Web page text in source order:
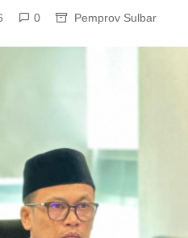
0 Pemprov Sulbar